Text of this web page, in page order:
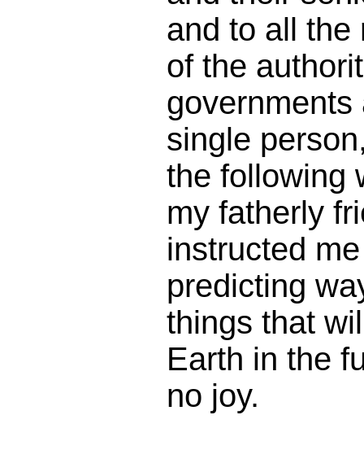
and to all the
of the
single
the following
my fatherly
instructed
predicting
things that
Earth in the
no joy.